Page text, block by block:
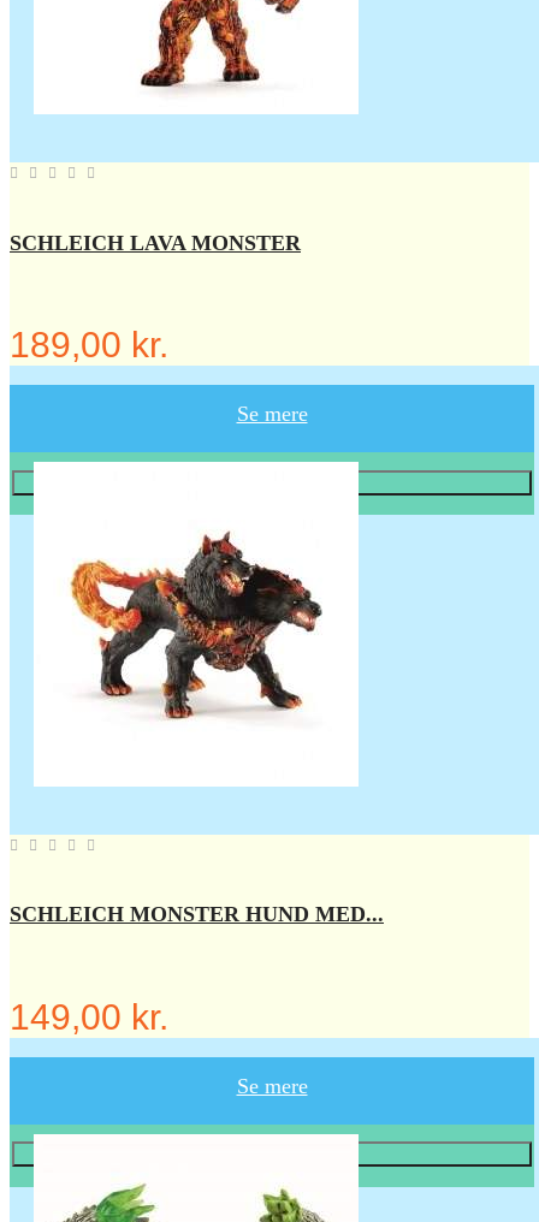
SCHLEICH LAVA MONSTER
189,00 kr.
Se mere
SCHLEICH MONSTER HUND MED...
149,00 kr.
Se mere